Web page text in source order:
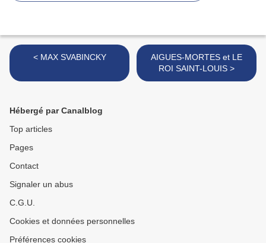
< MAX SVABINCKY
AIGUES-MORTES et LE
ROI SAINT-LOUIS >
Hébergé par Canalblog
Top articles
Pages
Contact
Signaler un abus
C.G.U.
Cookies et données personnelles
Préférences cookies